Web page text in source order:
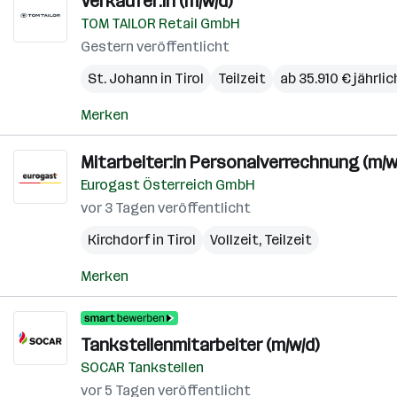
TOM TAILOR Retail GmbH
Gestern veröffentlicht
St. Johann in Tirol
Teilzeit ab 35.910 €
Merken
Mitarbeiter:in Personalverrechnung (m/
Eurogast Österreich GmbH
vor 3 Tagen veröffentlicht
Kirchdorf in Tirol
Vollzeit, Teilzeit
Merken
Tankstellenmitarbeiter (m/w/d)
SOCAR Tankstellen
vor 5 Tagen veröffentlicht